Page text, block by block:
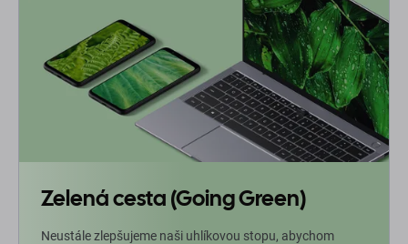
Zelená cesta (Going Green)
Neustále zlepšujeme naši uhlíkovou stopu, abychom